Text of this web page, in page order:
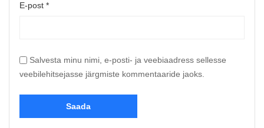
E-post *
Salvesta minu nimi, e-posti- ja veebiaadress sellesse
veebilehitsejasse järgmiste kommentaaride jaoks.